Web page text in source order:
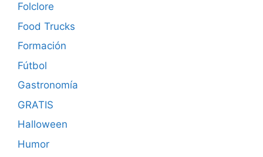
Folclore
Food Trucks
Formación
Fútbol
Gastronomía
GRATIS
Halloween
Humor